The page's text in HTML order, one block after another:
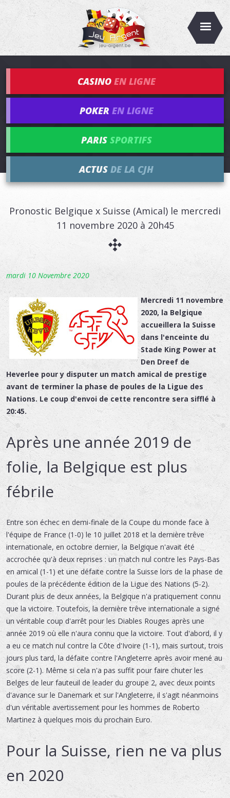
CASINO EN LIGNE
POKER EN LIGNE
PARIS SPORTIFS
ACTUS DE LA CJH
Pronostic Belgique x Suisse (Amical) le mercredi
11 novembre 2020 à 20h45
mardi 10 Novembre 2020
Mercredi 11 novembre
2020, la Belgique
accueillera la Suisse
dans l'enceinte du
Stade King Power at
Den Dreef de
Heverlee pour y disputer un match amical de prestige
avant de terminer la phase de poules de la Ligue des
Nations. Le coup d'envoi de cette rencontre sera sifflé à
20:45.
Après une année 2019 de
folie, la Belgique est plus
fébrile
Entre son échec en demi-finale de la Coupe du monde face à
l'équipe de France (1-0) le 10 juillet 2018 et la dernière trêve
internationale, en octobre dernier, la Belgique n'avait été
accrochée qu'à deux reprises : un match nul contre les Pays-Bas
en amical (1-1) et une défaite contre la Suisse lors de la phase de
poules de la précédente édition de la Ligue des Nations (5-2).
Durant plus de deux années, la Belgique n'a pratiquement connu
que la victoire. Toutefois, la dernière trêve internationale a signé
un véritable coup d'arrêt pour les Diables Rouges après une
année 2019 où elle n'aura connu que la victoire. Tout d'abord, il y
a eu ce match nul contre la Côte d'Ivoire (1-1), mais surtout, trois
jours plus tard, la défaite contre l'Angleterre après avoir mené au
score (2-1). Même si cela n'a pas suffit pour faire chuter les
Belges de leur fauteuil de leader du groupe 2, avec deux points
d'avance sur le Danemark et sur l'Angleterre, il s'agit néanmoins
d'un véritable avertissement pour les hommes de Roberto
Martinez à quelques mois du prochain Euro.
Pour la Suisse, rien ne va plus
en 2020